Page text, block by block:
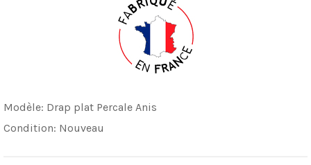
Modèle: Drap plat Percale Anis
Condition: Nouveau